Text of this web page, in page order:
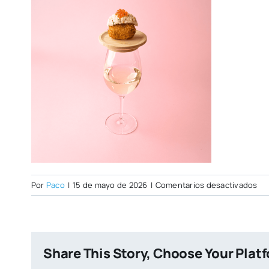
Por Paco | 15 de mayo de 2026 | Comentarios desactivadosen
Share This Story, Choose Your